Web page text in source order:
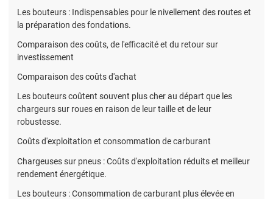
Les bouteurs : Indispensables pour le nivellement des routes et
la préparation des fondations.
Comparaison des coûts, de l'efficacité et du retour sur
investissement
Comparaison des coûts d'achat
Les bouteurs coûtent souvent plus cher au départ que les
chargeurs sur roues en raison de leur taille et de leur
robustesse.
Coûts d'exploitation et consommation de carburant
Chargeuses sur pneus : Coûts d'exploitation réduits et meilleur
rendement énergétique.
Les bouteurs : Consommation de carburant plus élevée en